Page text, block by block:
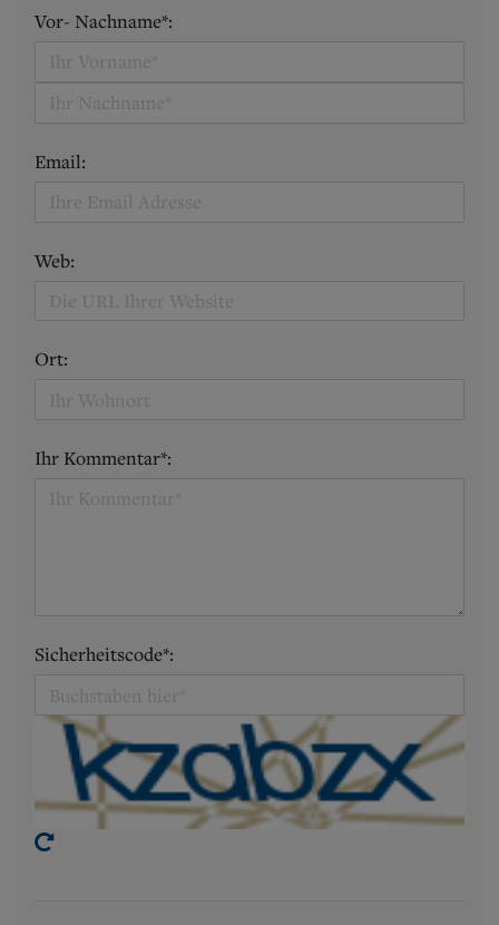
Vor- Nachname*:
Email:
Web:
Ort:
Ihr Kommentar*:
Sicherheitscode*: